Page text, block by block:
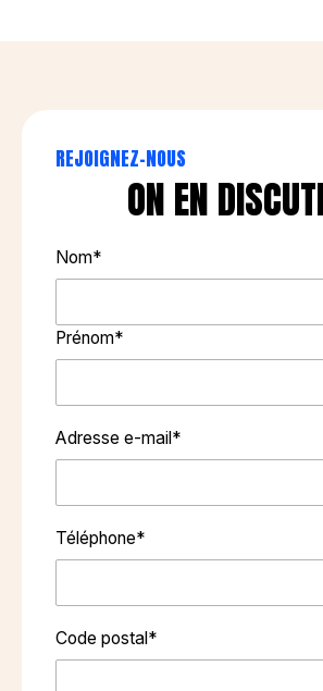
REJOIGNEZ-NOUS
ON EN
Nom*
Prénom*
Adresse e-mail*
Téléphone*
Code postal*